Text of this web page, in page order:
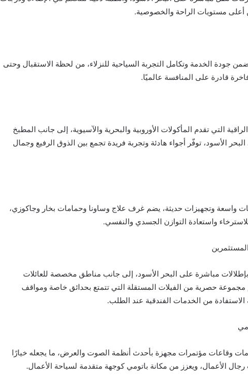
مستويات الراحة والخصوصية.
جودة الخدمة وتكامل التجربة السياحية للنزلاء، من لحظة الاستقبال وحتى
قادرة على المنافسة عالميًا.
التي تقدم المأكولات الأوروبية والبحرية والآسيوية، إلى جانب المطبخ
الأسود، توفّر أجواء هادئة وتجربة فريدة تجمع بين الذوق الرفيع وجمال
واسعة وتجهيزات حديثة، يضم غرف علاج وساونا وحمامات بخار وجاكوزي،
واستعادة التوازن الجسدي والنفسي.
مباشرة على البحر الأسود، إلى جانب مناطق مخصصة للعائلات
مجموعة حصرية من الفيلات المستقلة التي تتمتع بحدائق خاصة ومواقف
الاستفادة من الخدمات الفندقية عند الطلب.
وقاعات مؤتمرات مجهزة بأحدث أنظمة الصوت والعرض، ما يجعله خيارًا
رجال الأعمال، ويعزز من مكانة باتومي كوجهة متقدمة لسياحة الأعمال.